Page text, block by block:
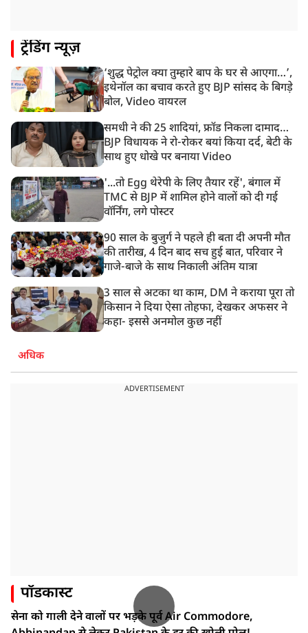
गुजरात में आज से होती तिरंगा यात्रा की शुरुआत, शासन से
10:39 AM
रांची में छात्रों का विधानसभा मार्च शुरू, BJP ने भी CM आवास
घेरा
ट्रेंडिंग न्यूज़
‘शुद्ध पेट्रोल क्या तुम्हारे बाप के घर से आएगा…’,
इथेनॉल का बचाव करते हुए BJP सांसद के बिगड़े
बोल, Video वायरल
समधी ने की 25 शादियां, फ्रॉड निकला दामाद…
BJP विधायक ने रो-रोकर बयां किया दर्द, बेटी के
साथ हुए धोखे पर बनाया Video
'...तो Egg थेरेपी के लिए तैयार रहें', बंगाल में
TMC से BJP में शामिल होने वालों को दी गई
वॉर्निंग, लगे पोस्टर
90 साल के बुजुर्ग ने पहले ही बता दी अपनी मौत
की तारीख, 4 दिन बाद सच हुई बात, परिवार ने
गाजे-बाजे के साथ निकाली अंतिम यात्रा
3 साल से अटका था काम, DM ने कराया पूरा तो
किसान ने दिया ऐसा तोहफा, देखकर अफसर ने
कहा- इससे अनमोल कुछ नहीं
अधिक
ADVERTISEMENT
पॉडकास्ट
सेना को गाली देने वालों पर भड़के पूर्व Air Commodore,